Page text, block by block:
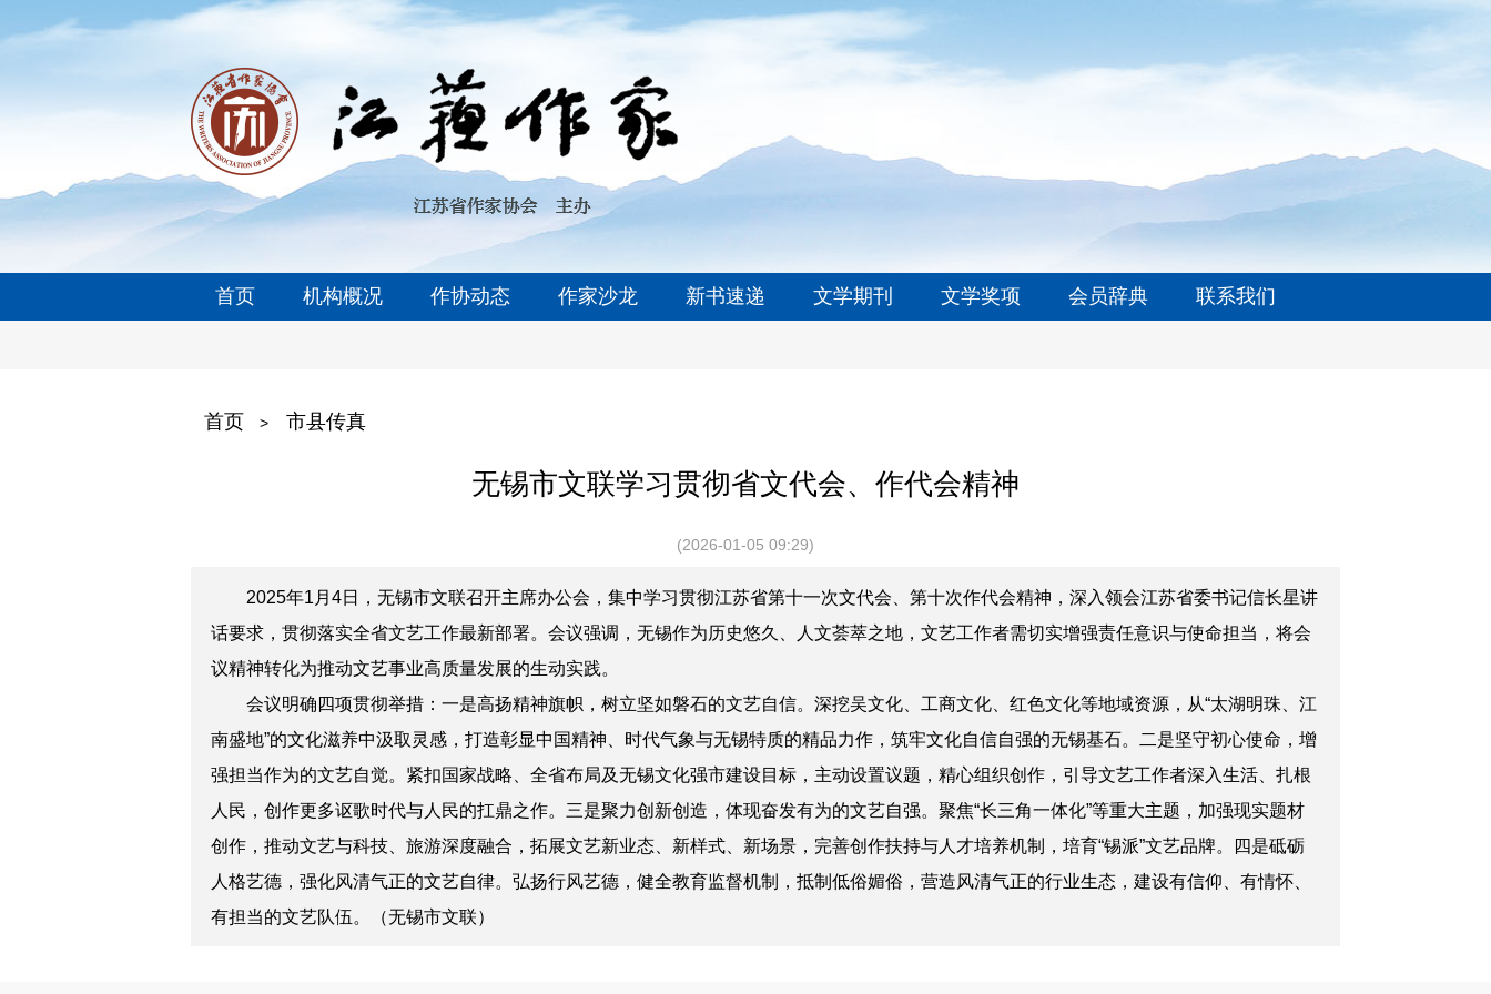
首页 机构概况 作协动态 作家沙龙 新书速递 文学期刊 文学奖项 会员辞典 联系我们
首页 > 市县传真
无锡市文联学习贯彻省文代会、作代会精神
(2026-01-05 09:29)
2025年1 月 4日 ，无锡市文联召开主席办公会 ，集中学习贯彻江苏省第十一次文代会、第十次作代会精神，深入领会江苏省委书记信长星讲
话要求 ，贯彻落实全省文艺工作最新部署。会议强调，无锡作为历史悠久、人文荟萃之地，文艺工作者需切实增强责任意识与使命担当，将会
议精神转化为推动文艺事业高质量发展的生动实践。​
会议明确四项贯彻举措：一是高扬精神旗帜，树立坚如磐石的文艺自信。深挖吴文化、工商文化、红色文化等地域资源，从“太湖明珠、江
南盛地”的文化滋养中汲取灵感，打造彰显中国精神、时代气象与无锡特质的精品力作，筑牢文化自信自强的无锡基石。二是坚守初心使命，增
强担当作为的文艺自觉。紧扣国家战略、全省布局及无锡文化强市建设目标，主动设置议题，精心组织创作 ， 引导文艺工作者深入生活、扎根
人民，创作更多讴歌时代与人民的扛鼎之作。三是聚力创新创造，体现奋发有为的文艺自强。聚焦“长三角一体化”等重大主题，加强现实题材
创作，推动文艺与科技、旅游深度融合，拓展文艺新业态、新样式、新场景 ， 完善创作扶持与人才培养机制，培育“锡派”文艺品牌。四是砥砺
人格艺德，强化风清气正的文艺自律。弘扬行风艺德，健全教育监督机制，抵制低俗媚俗，营造风清气正的行业生态，建设有信仰、有情怀、
有担当的文艺队伍。​（无锡市文联）